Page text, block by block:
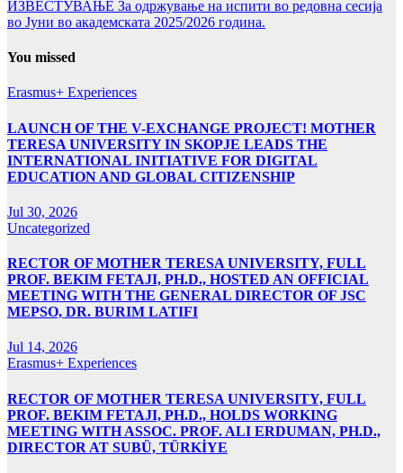
ИЗВЕСТУВАЊЕ За одржување на испити во редовна сесија
во Јуни во академската 2025/2026 година.
You missed
Erasmus+ Experiences
LAUNCH OF THE V-EXCHANGE PROJECT! MOTHER
TERESA UNIVERSITY IN SKOPJE LEADS THE
INTERNATIONAL INITIATIVE FOR DIGITAL
EDUCATION AND GLOBAL CITIZENSHIP
Jul 30, 2026
Uncategorized
RECTOR OF MOTHER TERESA UNIVERSITY, FULL
PROF. BEKIM FETAJI, PH.D., HOSTED AN OFFICIAL
MEETING WITH THE GENERAL DIRECTOR OF JSC
MEPSO, DR. BURIM LATIFI
Jul 14, 2026
Erasmus+ Experiences
RECTOR OF MOTHER TERESA UNIVERSITY, FULL
PROF. BEKIM FETAJI, PH.D., HOLDS WORKING
MEETING WITH ASSOC. PROF. ALI ERDUMAN, PH.D.,
DIRECTOR AT SUBÜ, TÜRKİYE